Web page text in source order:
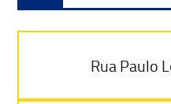
Rua Paulo